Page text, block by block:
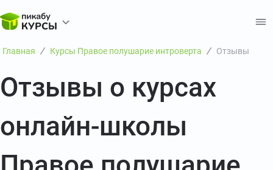
Главная Курсы Правое полушарие интроверта Отзывы
Отзывы о курсах
онлайн-школы